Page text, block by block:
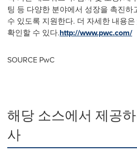
팅 등 다양한 분야에서 성장을 촉진하
수 있도록 지원한다. 더 자세한 내용은
확인할 수 있다.http://www.pwc.com/
SOURCE PwC
해당 소스에서 제공
사